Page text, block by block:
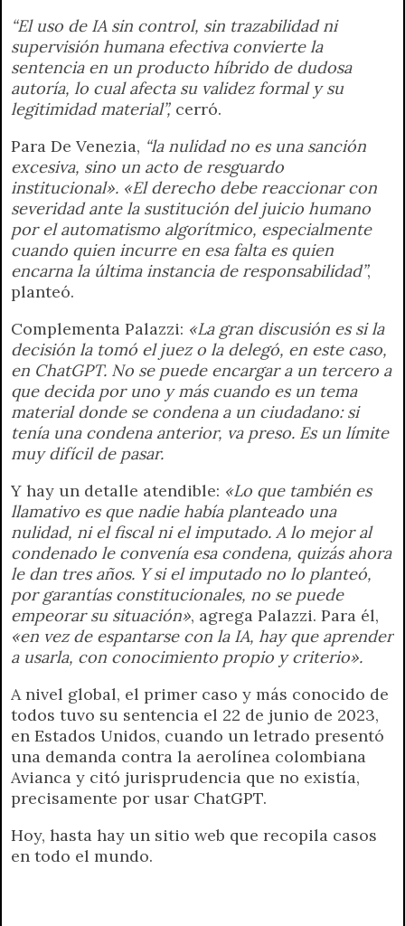
“El uso de IA sin control, sin trazabilidad ni
supervisión humana efectiva convierte la
sentencia en un producto híbrido de dudosa
autoría, lo cual afecta su validez formal y su
legitimidad material”, cerró.
Para De Venezia, “la nulidad no es una sanción
excesiva, sino un acto de resguardo
institucional». «El derecho debe reaccionar con
severidad ante la sustitución del juicio humano
por el automatismo algorítmico, especialmente
cuando quien incurre en esa falta es quien
encarna la última instancia de responsabilidad”,
planteó.
Complementa Palazzi: «La gran discusión es si la
decisión la tomó el juez o la delegó, en este caso,
en ChatGPT. No se puede encargar a un tercero a
que decida por uno y más cuando es un tema
material donde se condena a un ciudadano: si
tenía una condena anterior, va preso. Es un límite
muy difícil de pasar.
Y hay un detalle atendible: «Lo que también es
llamativo es que nadie había planteado una
nulidad, ni el fiscal ni el imputado. A lo mejor al
condenado le convenía esa condena, quizás ahora
le dan tres años. Y si el imputado no lo planteó,
por garantías constitucionales, no se puede
empeorar su situación», agrega Palazzi. Para él,
«en vez de espantarse con la IA, hay que aprender
a usarla, con conocimiento propio y criterio».
A nivel global, el primer caso y más conocido de
todos tuvo su sentencia el 22 de junio de 2023,
en Estados Unidos, cuando un letrado presentó
una demanda contra la aerolínea colombiana
Avianca y citó jurisprudencia que no existía,
precisamente por usar ChatGPT.
Hoy, hasta hay un sitio web que recopila casos
en todo el mundo.